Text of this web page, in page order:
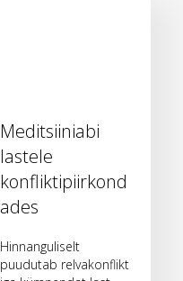
Meditsiiniabi
lastele
konfliktipiirkond
ades
Hinnanguliselt
puudutab relvakonflikt